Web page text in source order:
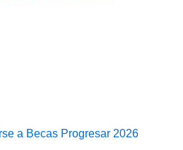
a Becas Progresar 2026